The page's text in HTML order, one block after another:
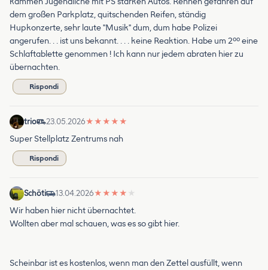
dem großen Parkplatz, quitschenden Reifen, ständig
Hupkonzerte, sehr laute "Musik" dum, dum habe Polizei
angerufen. . . ist uns bekannt. . . . keine Reaktion. Habe um 2⁰⁰ eine
Schlaftablette genommen ! Ich kann nur jedem abraten hier zu
übernachten.
Rispondi
trio 23.05.2026★ ★ ★ ★ ★
Super Stellplatz Zentrums nah
Rispondi
Schöti 13.04.2026★ ★ ★ ★ ★
Wir haben hier nicht übernachtet.
Wollten aber mal schauen, was es so gibt hier.
Scheinbar ist es kostenlos, wenn man den Zettel ausfüllt, wenn